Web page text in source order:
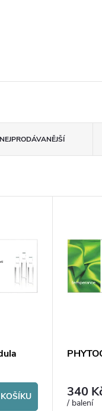
NEJPRODÁVANĚJŠÍ
340
/ balení